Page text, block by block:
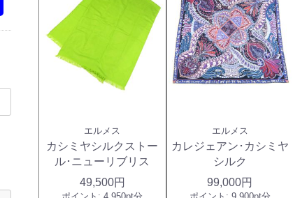
エルメス
カシミヤシルクストー
ル･ニューリブリス
49,500円
エルメス
カレジェアン･カシミヤ
シルク
99,000円